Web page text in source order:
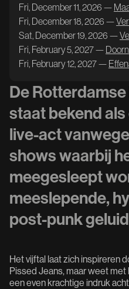
De
staat bekend
live-act
shows waarbij
meegesleept
meeslepende,
post-punk
Het vijftal laat zich inspireren
Pissed Jeans, maar weet
een even krachtige indruk
Fri, December 11, 2026 —
Fri, December 18, 2026 —
Sat, December 19, 2026 —
Fri, February 5, 2027 —
Fri, February 12, 2027 —